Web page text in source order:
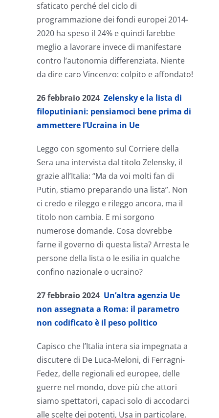
sfaticato perché del ciclo di
programmazione dei fondi europei 2014-
2020 ha speso il 24% e quindi farebbe
meglio a lavorare invece di manifestare
contro l’autonomia differenziata. Niente
da dire caro Vincenzo: colpito e affondato!
26 febbraio 2024 Zelensky e la lista di
filoputiniani: pensiamoci bene prima di
ammettere l’Ucraina in Ue
Leggo con sgomento sul Corriere della
Sera una intervista dal titolo Zelensky, il
grazie all’Italia: “Ma da voi molti fan di
Putin, stiamo preparando una lista”. Non
ci credo e rileggo e rileggo ancora, ma il
titolo non cambia. E mi sorgono
numerose domande. Cosa dovrebbe
farne il governo di questa lista? Arresta le
persone della lista o le esilia in qualche
confino nazionale o ucraino?
27 febbraio 2024 Un’altra agenzia Ue
non assegnata a Roma: il parametro
non codificato è il peso politico
Capisco che l’Italia intera sia impegnata a
discutere di De Luca-Meloni, di Ferragni-
Fedez, delle regionali ed europee, delle
guerre nel mondo, dove più che attori
siamo spettatori, capaci solo di accodarci
alle scelte dei potenti, Usa in particolare,